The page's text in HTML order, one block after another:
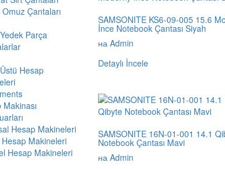
SAMSONITE KS6-09-005 15.6
İnce Notebook Çantası Siyah
на Admin
Detaylı İncele
SAMSONITE 16N-01-001 14.1
Notebook Çantası Mavi
на Admin
Çantaları
Parça
Hesap
Makinası
Hesap Makineleri
Makineleri
Hesap Makineleri